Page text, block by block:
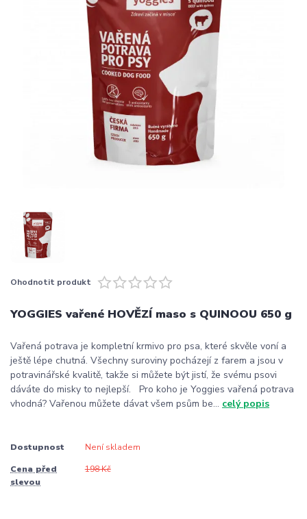
Ohodnotit produkt
YOGGIES vařené HOVĚZÍ maso s QUINOOU 650 g
Vařená potrava je kompletní krmivo pro psa, které skvěle voní a
ještě lépe chutná. Všechny suroviny pocházejí z farem a jsou v
potravinářské kvalitě, takže si můžete být jistí, že svému psovi
dáváte do misky to nejlepší. Pro koho je Yoggies vařená potrava
vhodná? Vařenou můžete dávat všem psům be... celý popis
Dostupnost Není skladem
Cena před
slevou
198 Kč